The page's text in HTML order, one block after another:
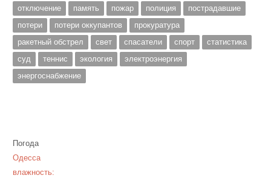
отключение
память пожар полиция
пострадавшие
потери
потери оккупантов
прокуратура
ракетный обстрел
свет спасатели спорт
статистика
суд
теннис экология
электроэнергия
энергоснабжение
Погода
Одесса
влажность: